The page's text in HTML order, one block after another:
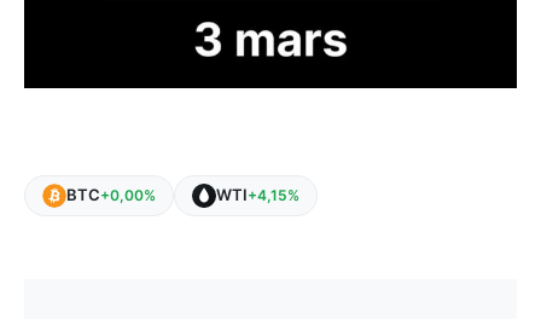
BTC+0,00% WTI+4,15%